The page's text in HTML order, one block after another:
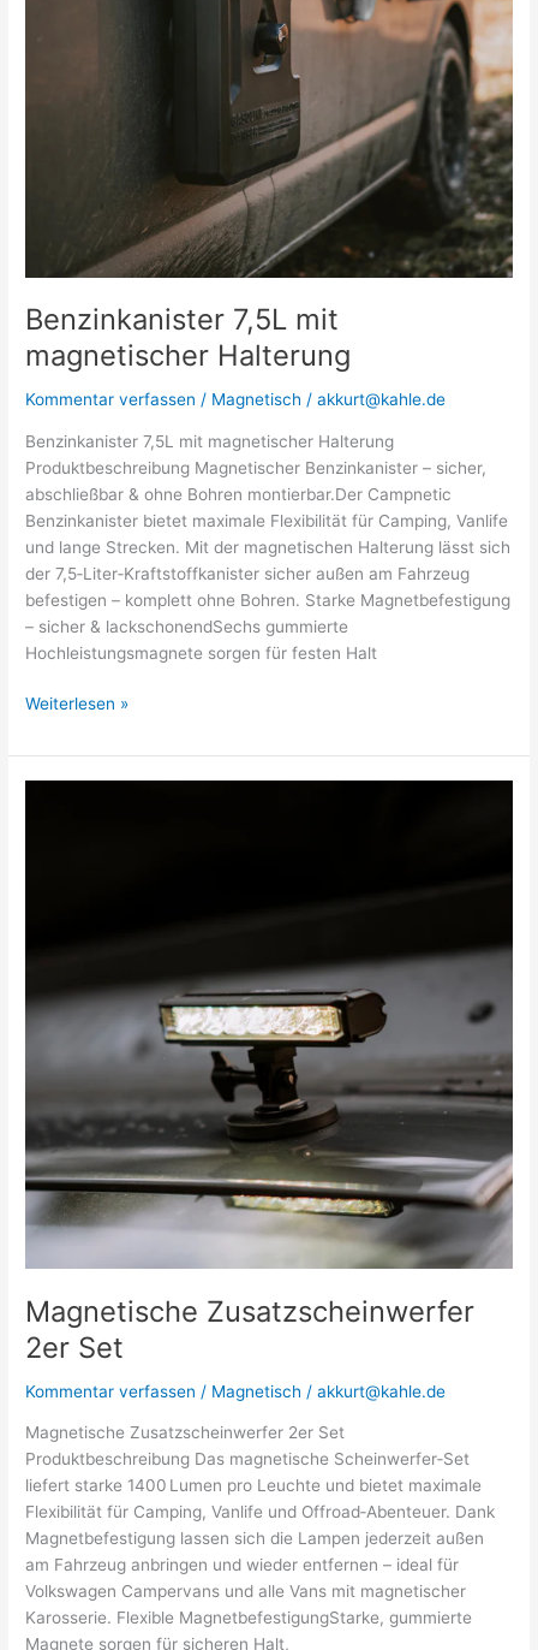
Benzinkanister 7,5L mit
magnetischer Halterung
Kommentar verfassen / Magnetisch /akkurt@kahle.de
Benzinkanister 7,5L mit magnetischer Halterung
Produktbeschreibung Magnetischer Benzinkanister – sicher,
abschließbar & ohne Bohren montierbar.Der Campnetic
Benzinkanister bietet maximale Flexibilität für Camping, Vanlife
und lange Strecken. Mit der magnetischen Halterung lässt sich
der 7,5‑Liter‑Kraftstoffkanister sicher außen am Fahrzeug
befestigen – komplett ohne Bohren. Starke Magnetbefestigung
– sicher & lackschonendSechs gummierte
Hochleistungsmagnete sorgen für festen Halt
Weiterlesen »
Magnetische Zusatzscheinwerfer
2er Set
Kommentar verfassen / Magnetisch /akkurt@kahle.de
Magnetische Zusatzscheinwerfer 2er Set
Produktbeschreibung Das magnetische Scheinwerfer‑Set
liefert starke 1400 Lumen pro Leuchte und bietet maximale
Flexibilität für Camping, Vanlife und Offroad‑Abenteuer. Dank
Magnetbefestigung lassen sich die Lampen jederzeit außen
am Fahrzeug anbringen und wieder entfernen – ideal für
Volkswagen Campervans und alle Vans mit magnetischer
Karosserie. Flexible MagnetbefestigungStarke, gummierte
Magnete sorgen für sicheren Halt,